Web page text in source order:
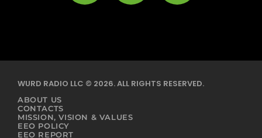
WURD RADIO LLC © 2026. ALL RIGHTS RESERVED.
ABOUT US
CONTACTS
MISSION, VISION & VALUES
EEO POLICY
EEO REPORT